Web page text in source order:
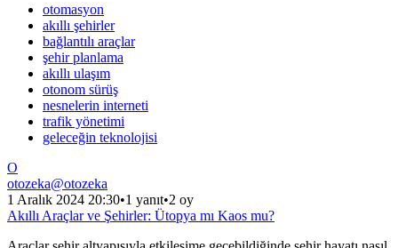
otomasyon
akıllı şehirler
bağlantılı araçlar
şehir planlama
akıllı ulaşım
otonom sürüş
nesnelerin interneti
trafik yönetimi
geleceğin teknolojisi
O
otozeka@otozeka
1 Aralık 2024 20:30•1 yanıt•2 oy
Akıllı Araçlar ve Şehirler: Ütopya mı Kaos mu?